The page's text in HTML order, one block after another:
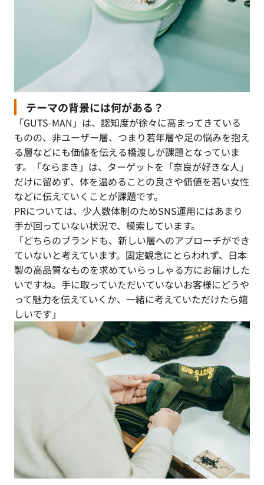
テーマの背景には何がある？
「GUTS-MAN」は、認知度が徐々に高まってきている
ものの、非ユーザー層、つまり若年層や足の悩みを抱え
る層などにも価値を伝える橋渡しが課題となっていま
す。「ならまき」は、ターゲットを「奈良が好きな人」
だけに留めず、体を温めることの良さや価値を若い女性
などに伝えていくことが課題です。
PRについては、少人数体制のためSNS運用にはあまり
手が回っていない状況で、模索しています。
「どちらのブランドも、新しい層へのアプローチができ
ていないと考えています。固定観念にとらわれず、日本
製の高品質なものを求めていらっしゃる方にお届けした
いですね。手に取っていただいていないお客様にどうや
って魅力を伝えていくか、一緒に考えていただけたら嬉
しいです」